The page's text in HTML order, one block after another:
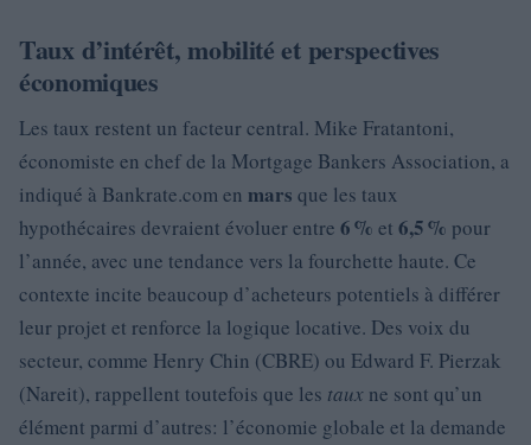
Taux d’intérêt, mobilité et perspectives
économiques
Les taux restent un facteur central. Mike Fratantoni,
économiste en chef de la Mortgage Bankers Association, a
indiqué à Bankrate.com en mars que les taux
hypothécaires devraient évoluer entre 6 % et 6,5 % pour
l’année, avec une tendance vers la fourchette haute. Ce
contexte incite beaucoup d’acheteurs potentiels à différer
leur projet et renforce la logique locative. Des voix du
secteur, comme Henry Chin (CBRE) ou Edward F. Pierzak
(Nareit), rappellent toutefois que les taux ne sont qu’un
élément parmi d’autres: l’économie globale et la demande